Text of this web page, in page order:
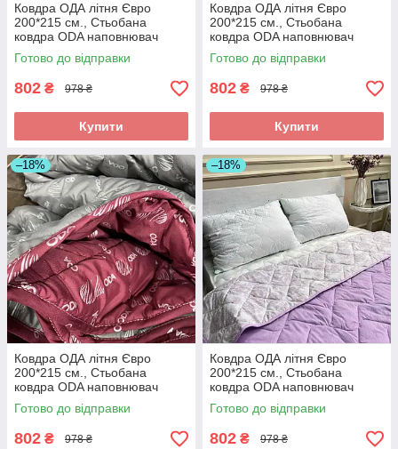
Ковдра ОДА літня Євро
200*215 см., Стьобана
ковдра ODA наповнювач
хлопок - Хлопкопон
Готово до відправки
802 ₴ 978 ₴
Купити
Ковдра ОДА літня Євро
200*215 см., Стьобана
ковдра ODA наповнювач
хлопок - Хлопкопон
Готово до відправки
802 ₴ 978 ₴
Купити
–18%
Ковдра ОДА літня Євро
200*215 см., Стьобана
ковдра ODA наповнювач
хлопок - Хлопкопон
Готово до відправки
802 ₴ 978 ₴
–18%
Ковдра ОДА літня Євро
200*215 см., Стьобана
ковдра ODA наповнювач
хлопок - Хлопкопон
Готово до відправки
802 ₴ 978 ₴